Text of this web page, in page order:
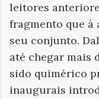
leitores
fragmento que
seu conjunto.
até chegar mais
sido quimérico
inaugurais